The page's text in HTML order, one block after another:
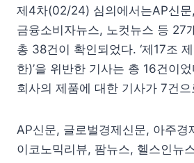
제4차(02/24) 심의에서는AP신
금융소비자뉴스, 노컷뉴스 등 27
총 38건이 확인되었다. ‘제17조
한)’을 위반한 기사는 총 16건이
회사의 제품에 대한 기사가 7건
AP신문, 글로벌경제신문, 아주경
이코노믹리뷰, 팜뉴스, 헬스인뉴